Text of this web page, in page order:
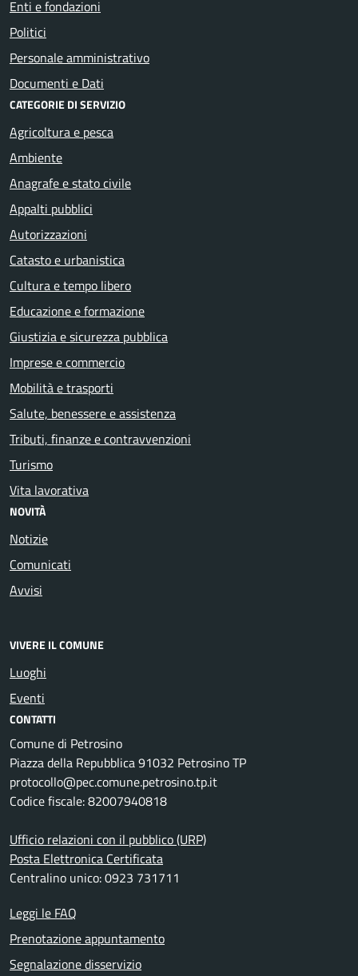
Enti e fondazioni
Politici
Personale amministrativo
Documenti e Dati
CATEGORIE DI SERVIZIO
Agricoltura e pesca
Ambiente
Anagrafe e stato civile
Appalti pubblici
Autorizzazioni
Catasto e urbanistica
Cultura e tempo libero
Educazione e formazione
Giustizia e sicurezza pubblica
Imprese e commercio
Mobilità e trasporti
Salute, benessere e assistenza
Tributi, finanze e contravvenzioni
Turismo
Vita lavorativa
NOVITÀ
Notizie
Comunicati
Avvisi
VIVERE IL COMUNE
Luoghi
Eventi
CONTATTI
Comune di Petrosino
Piazza della Repubblica 91032 Petrosino TP
protocollo@pec.comune.petrosino.tp.it
Codice fiscale: 82007940818
Ufficio relazioni con il pubblico (URP)
Posta Elettronica Certificata
Centralino unico: 0923 731711
Leggi le FAQ
Prenotazione appuntamento
Segnalazione disservizio